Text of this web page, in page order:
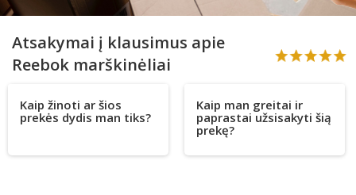
Atsakymai į klausimus apie
Reebok marškinėliai
Kaip žinoti ar šios
prekės dydis man tiks?
Kaip man greitai ir
paprastai užsisakyti šią
prekę?